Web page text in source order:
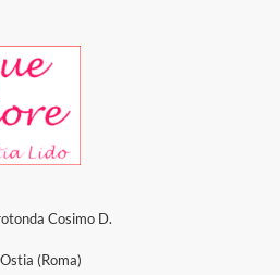
Cosimo D.
(Roma)